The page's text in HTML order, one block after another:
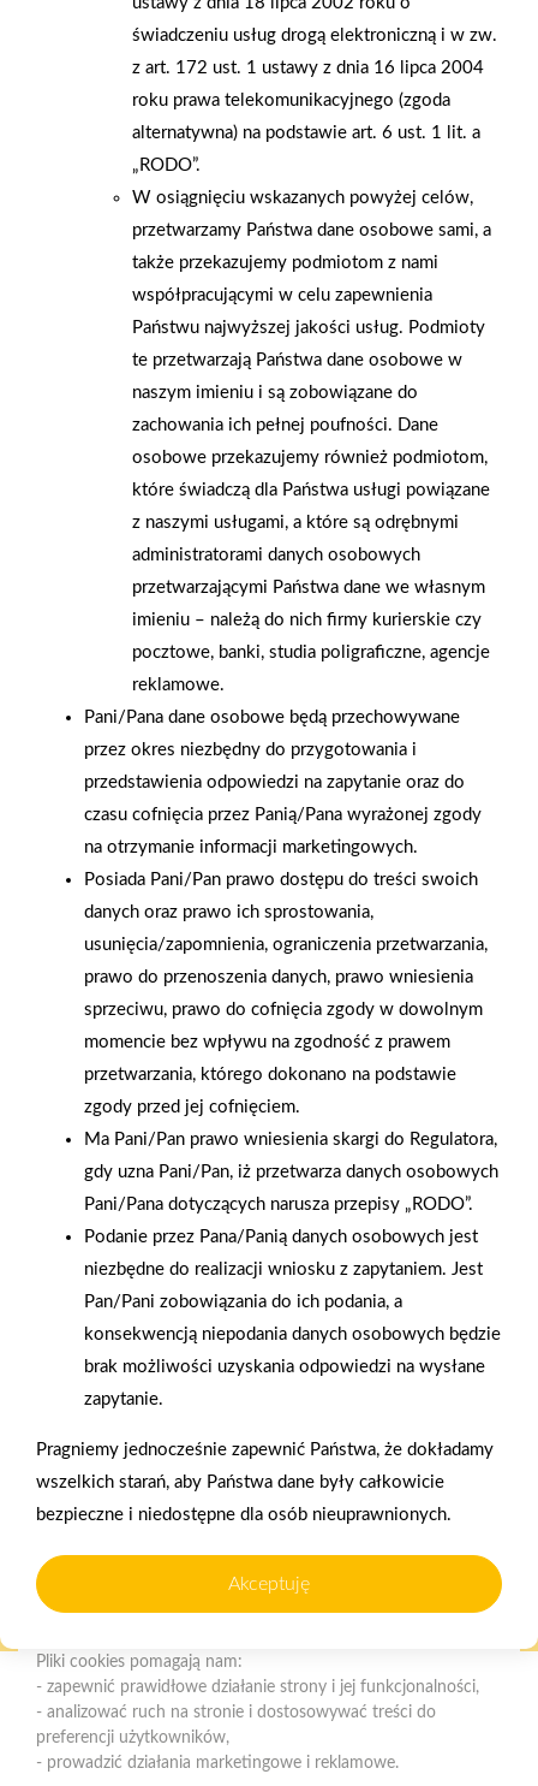
AKTUALNOŚCI
gra z WOŚP. Powstała
firmowa eSkarbonka na
rzecz gastroenterologii
dziecięcej
Zacisze S.A. dołącza do
Grupy PSB. Sieć kończy
rok strategicznym
otwarciem po
2025-12-31
Otwarcie sklepu PSB
Mrówka w Wyrzysku
Gwarancja jakości
na terenie całej Polski
Mrówka Iława
Nowa Wieś ul. Platynowa 5, 14-200 Iława
świadczeniu usług drogą elektroniczną i w zw.
z art. 172 ust. 1 ustawy z dnia 16 lipca 2004
roku prawa telekomunikacyjnego (zgoda
alternatywna) na podstawie art. 6 ust. 1 lit. a
„RODO”.
W osiągnięciu wskazanych powyżej celów,
przetwarzamy Państwa dane osobowe sami, a
także przekazujemy podmiotom z nami
współpracującymi w celu zapewnienia
Państwu najwyższej jakości usług. Podmioty
te przetwarzają Państwa dane osobowe w
naszym imieniu i są zobowiązane do
zachowania ich pełnej poufności. Dane
osobowe przekazujemy również podmiotom,
które świadczą dla Państwa usługi powiązane
z naszymi usługami, a które są odrębnymi
administratorami danych osobowych
przetwarzającymi Państwa dane we własnym
imieniu – należą do nich firmy kurierskie czy
pocztowe, banki, studia poligraficzne, agencje
reklamowe.
Pani/Pana dane osobowe będą przechowywane
przez okres niezbędny do przygotowania i
przedstawienia odpowiedzi na zapytanie oraz do
czasu cofnięcia przez Panią/Pana wyrażonej zgody
na otrzymanie informacji marketingowych.
Posiada Pani/Pan prawo dostępu do treści swoich
danych oraz prawo ich sprostowania,
usunięcia/zapomnienia, ograniczenia przetwarzania,
prawo do przenoszenia danych, prawo wniesienia
sprzeciwu, prawo do cofnięcia zgody w dowolnym
momencie bez wpływu na zgodność z prawem
przetwarzania, którego dokonano na podstawie
zgody przed jej cofnięciem.
Ma Pani/Pan prawo wniesienia skargi do Regulatora,
gdy uzna Pani/Pan, iż przetwarza danych osobowych
Pani/Pana dotyczących narusza przepisy „RODO”.
Podanie przez Pana/Panią danych osobowych jest
niezbędne do realizacji wniosku z zapytaniem. Jest
Pan/Pani zobowiązania do ich podania, a
konsekwencją niepodania danych osobowych będzie
brak możliwości uzyskania odpowiedzi na wysłane
zapytanie.
Pragniemy jednocześnie zapewnić Państwa, że dokładamy
wszelkich starań, aby Państwa dane były całkowicie
bezpieczne i niedostępne dla osób nieuprawnionych.
Akceptuję
Polityka plików cookies
Nasz serwis internetowy wykorzystuje pliki cookies w celu
zapewnienia prawidłowego działania strony, poprawy komfortu
Cookies to niewielkie pliki tekstowe zapisywane na urządzeniu
korzystania z naszej strony internetowej. Pliki te mogą być
partnerów, np. dostawców narzędzi analitycznych.
Pliki cookies pomagają nam:
- zapewnić prawidłowe działanie strony i jej funkcjonalności,
- analizować ruch na stronie i dostosowywać treści do
preferencji użytkowników,
- prowadzić działania marketingowe i reklamowe.